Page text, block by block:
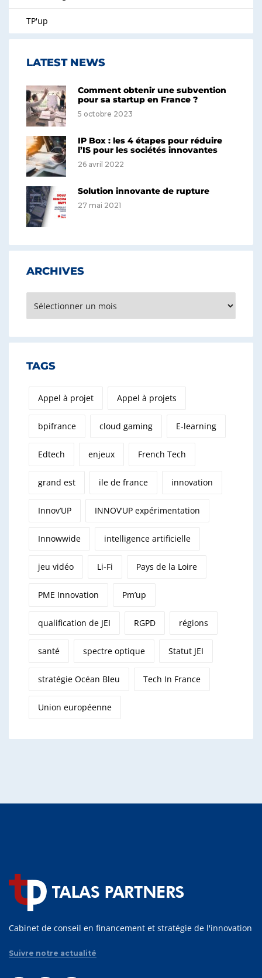
TP'up
LATEST NEWS
Comment obtenir une subvention
pour sa startup en France ?
5 octobre 2023
IP Box : les 4 étapes pour réduire
l’IS pour les sociétés innovantes
26 avril 2022
Solution innovante de rupture
27 mai 2021
ARCHIVES
TAGS
Appel à projet Appel à projets
bpifrance cloud gaming E-learning
Edtech enjeux French Tech
grand est ile de france innovation
Innov’UP INNOV’UP expérimentation
Innowwide intelligence artificielle
jeu vidéo Li-Fi Pays de la Loire
PME Innovation Pm’up
qualification de JEI RGPD régions
santé spectre optique Statut JEI
stratégie Océan Bleu Tech In France
Union européenne
Cabinet de conseil en financement et stratégie de l'innovation
Suivre notre actualité